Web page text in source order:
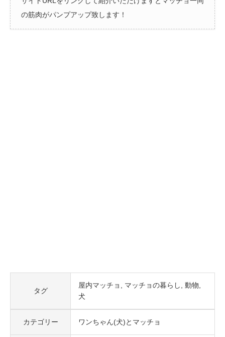
の筋肉がパンプアップ致します！
タグ
屋内マッチョ マッチョの暮らし
動物
犬
カテゴリー ワンちゃん(犬)とマッチョ